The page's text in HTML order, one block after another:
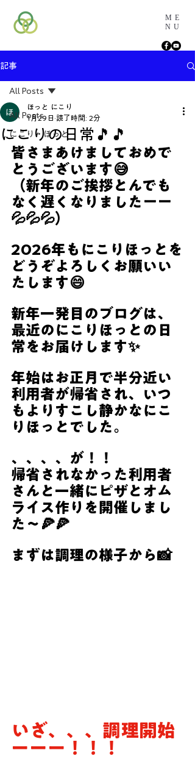
ME
NU
記事
All Posts
にこり・ほっと
All Posts
にこりの日常🎵🎵
ほっと にこり
1月29日 読了時間: 2分
皆さまあけましておめで
とうございます😅
（新年のご挨拶とんでも
なく遅くなりましたーー
💦💦💦）
2026年もにこりほっとを
どうぞよろしくお願いい
たします😄
新年一発目のブログは、
最近のにこりほっとの日
常をお届けします✨
年始はお正月で半分近い
利用者が帰省され、いつ
もよりすこし静かなにこ
りほっとでした。
、、、、が！！
帰省されなかった利用者
さんと一緒にピザとオム
ライス作りを開催しまし
た〜🍕🍕
まずは調理の様子から📸
いざ、、、調理開始
ーーー！！！